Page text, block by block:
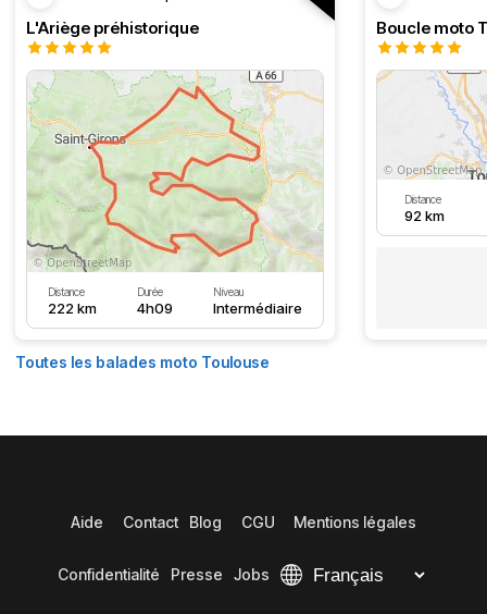
L'Ariège préhistorique
Distance
222 km
Durée
4h09
Niveau
Intermédiaire
Distance
92 km
Toutes les balades moto Toulouse
Aide Contact Blog CGU Mentions légales
Confidentialité Presse Jobs